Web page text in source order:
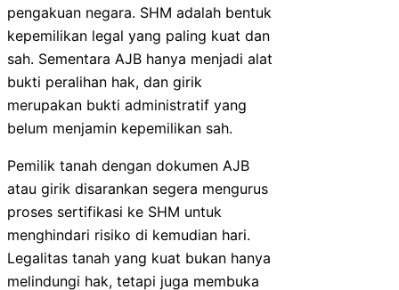
pengakuan negara. SHM adalah bentuk
kepemilikan legal yang paling kuat dan
sah. Sementara AJB hanya menjadi alat
bukti peralihan hak, dan girik
merupakan bukti administratif yang
belum menjamin kepemilikan sah.
Pemilik tanah dengan dokumen AJB
atau girik disarankan segera mengurus
proses sertifikasi ke SHM untuk
menghindari risiko di kemudian hari.
Legalitas tanah yang kuat bukan hanya
melindungi hak, tetapi juga membuka